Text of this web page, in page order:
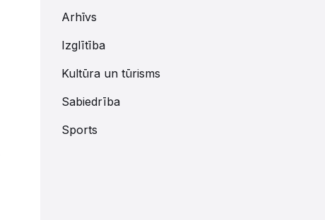
Arhīvs
Izglītība
Kultūra un tūrisms
Sabiedrība
Sports